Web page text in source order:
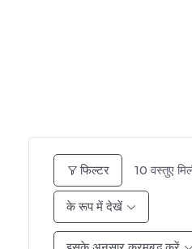
फिल्टर 10 वस्तुए
के रूप में देखें